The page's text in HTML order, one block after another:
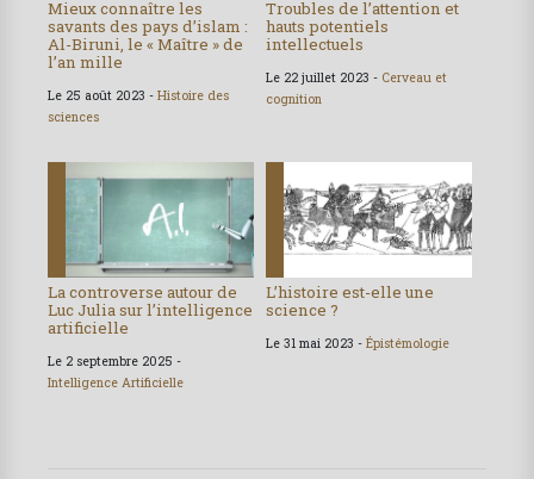
Mieux connaître les
savants des pays d’islam :
Al-Biruni, le « Maître » de
l’an mille
Le 25 août 2023 - Histoire des
sciences
Troubles de l’attention et
hauts potentiels
intellectuels
Le 22 juillet 2023 - Cerveau et
cognition
La controverse autour de
Luc Julia sur l’intelligence
artificielle
Le 2 septembre 2025 -
Intelligence Artificielle
L’histoire est-elle une
science ?
Le 31 mai 2023 - Épistémologie